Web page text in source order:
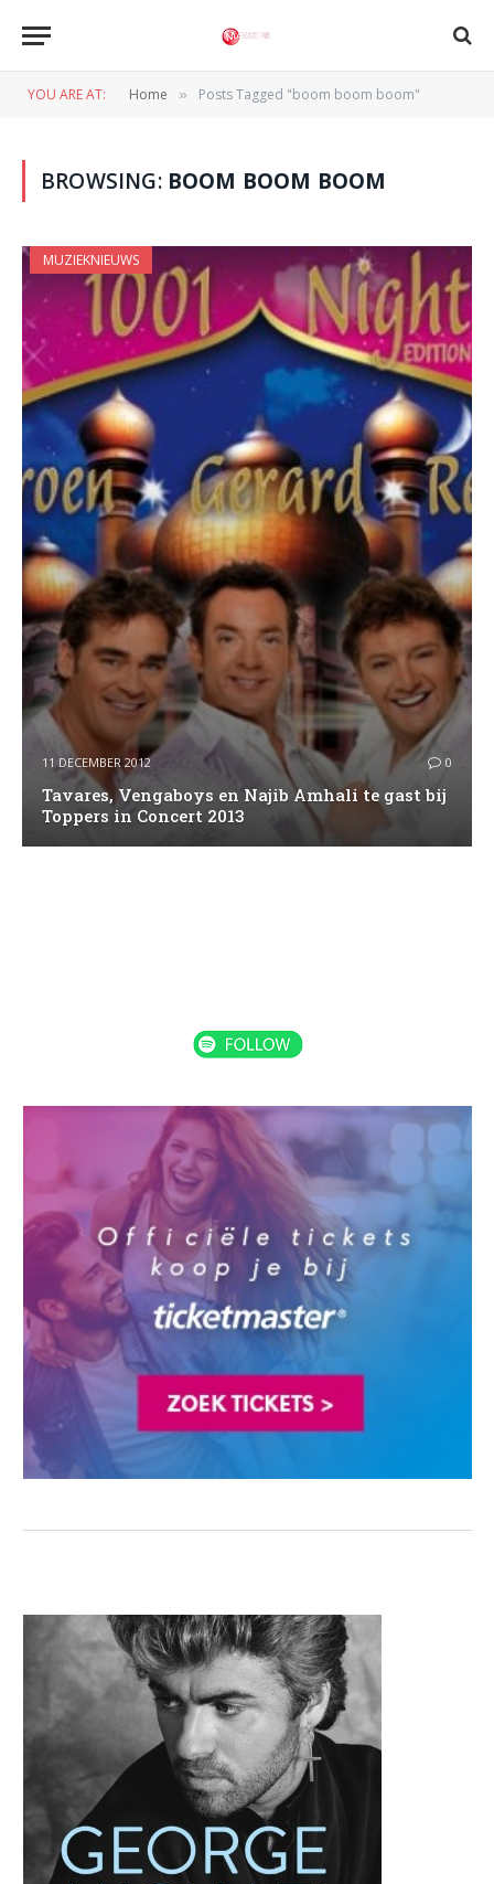
YOU ARE AT: Home » Posts Tagged "boom boom boom"
BROWSING: BOOM BOOM BOOM
MUZIEKNIEUWS
11 DECEMBER 2012 0
Tavares, Vengaboys en Najib Amhali te gast bij
Toppers in Concert 2013